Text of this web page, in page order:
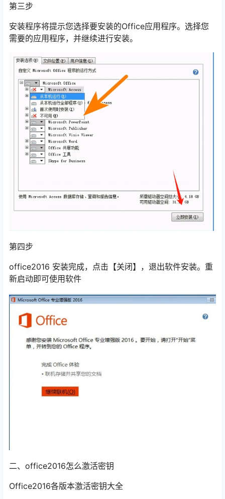
第三步
安装程序将提示您选择要安装的Office应用程序。选择您
需要的应用程序，并继续进行安装。
第四步
office2016 安装完成，点击【关闭】，退出软件安装。重
新启动即可使用软件
二、office2016怎么激活密钥
Office2016各版本激活密钥大全